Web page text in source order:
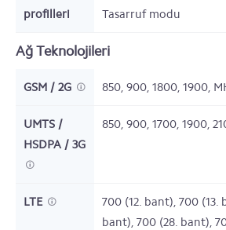
profilleri
Tasarruf modu
Ağ Teknolojileri
GSM / 2G 850, 900, 1800, 1900,
UMTS /
HSDPA / 3G
850, 900, 1700, 1900,
LTE
700 (12. bant), 700 (13.
bant), 700 (28. bant),